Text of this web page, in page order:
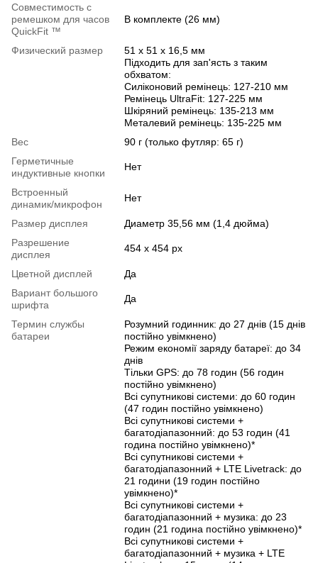
Совместимость с
ремешком для часов
QuickFit ™
В комплекте (26 мм)
Физический размер
51 x 51 x 16,5 мм
Підходить для зап'ясть з таким
обхватом:
Силіконовий ремінець: 127-210 мм
Ремінець UltraFit: 127-225 мм
Шкіряний ремінець: 135-213 мм
Металевий ремінець: 135-225 мм
Вес
90 г (только футляр: 65 г)
Герметичные
индуктивные кнопки
Нет
Встроенный
динамик/микрофон
Нет
Размер дисплея
Диаметр 35,56 мм (1,4 дюйма)
Разрешение
дисплея
454 x 454 px
Цветной дисплей
Да
Вариант большого
шрифта
Да
Термин службы
батареи
Розумний годинник: до 27 днів (15 днів
постійно увімкнено)
Режим економії заряду батареї: до 34
днів
Тільки GPS: до 78 годин (56 годин
постійно увімкнено)
Всі супутникові системи: до 60 годин
(47 годин постійно увімкнено)
Всі супутникові системи +
багатодіапазонний: до 53 годин (41
година постійно увімкнено)*
Всі супутникові системи +
багатодіапазонний + LTE Livetrack: до
21 години (19 годин постійно
увімкнено)*
Всі супутникові системи +
багатодіапазонний + музика: до 23
годин (21 година постійно увімкнено)*
Всі супутникові системи +
багатодіапазонний + музика + LTE